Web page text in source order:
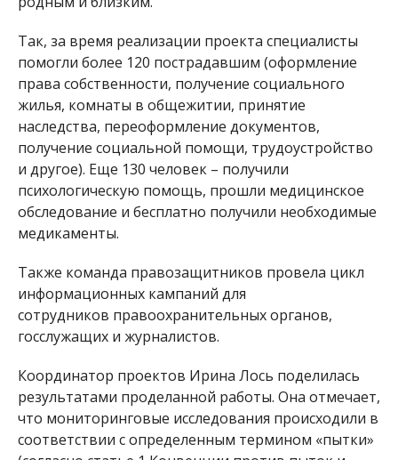
Так, за время реализации проекта специалисты
помогли более 120 пострадавшим (оформление
права собственности, получение социального
жилья, комнаты в общежитии, принятие
наследства, переоформление документов,
получение социальной помощи, трудоустройство
и другое). Еще 130 человек – получили
психологическую помощь, прошли медицинское
обследование и бесплатно получили необходимые
медикаменты.
Также команда правозащитников провела цикл
информационных кампаний для
сотрудников правоохранительных органов,
госслужащих и журналистов.
Координатор проектов Ирина Лось поделилась
результатами проделанной работы. Она отмечает,
что мониторинговые исследования происходили в
соответствии с определенным термином «пытки»